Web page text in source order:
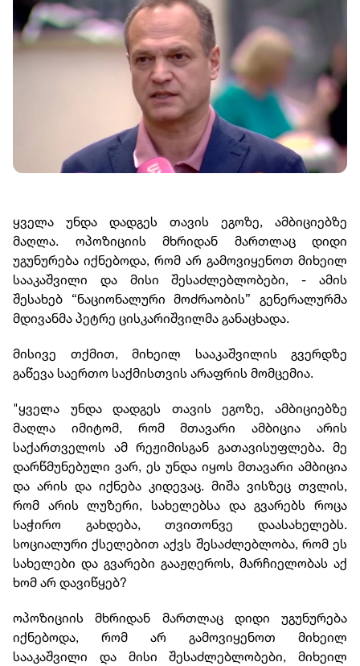
ყველა უნდა დადგეს თავის ეგოზე, ამბიციებზე
მაღლა. ოპოზიციის მხრიდან მართლაც დიდი
უგუნურება იქნებოდა, რომ არ გამოვიყენოთ მიხეილ
სააკაშვილი და მისი შესაძლებლობები, - ამის
შესახებ “ნაციონალური მოძრაობის” გენერალურმა
მდივანმა პეტრე ცისკარიშვილმა განაცხადა.
მისივე თქმით, მიხეილ სააკაშვილის გვერდზე
გაწევა საერთო საქმისთვის არაფრის მომცემია.
"ყველა უნდა დადგეს თავის ეგოზე, ამბიციებზე
მაღლა იმიტომ, რომ მთავარი ამბიცია არის
საქართველოს ამ რეჟიმისგან გათავისუფლება. მე
დარწმუნებული ვარ, ეს უნდა იყოს მთავარი ამბიცია
და არის და იქნება კიდევაც. მიშა ვისზეც თვლის,
რომ არის ლუზერი, სახელებსა და გვარებს როცა
საჭირო გახდება, თვითონვე დაასახელებს.
სოციალური ქსელებით აქვს შესაძლებლობა, რომ ეს
სახელები და გვარები გააჟღეროს, მარჩიელობას აქ
ხომ არ დავიწყებ?
ოპოზიციის მხრიდან მართლაც დიდი უგუნურება
იქნებოდა, რომ არ გამოვიყენოთ მიხეილ
სააკაშვილი და მისი შესაძლებლობები, მიხეილ